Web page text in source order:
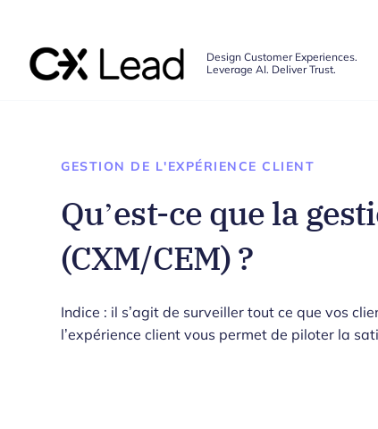
Design Customer Experiences.
Leverage AI. Deliver Trust.
GESTION DE L'EXPÉRIENCE CLIENT
Qu’est-ce que la
(CXM/CEM) ?
Indice : il s’agit de surveiller tout ce que vos
l’expérience client vous permet de piloter la